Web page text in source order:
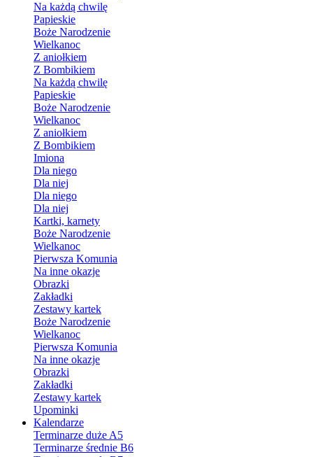
Na każdą chwilę
Papieskie
Boże Narodzenie
Wielkanoc
Z aniołkiem
Z Bombikiem
Na każdą chwilę
Papieskie
Boże Narodzenie
Wielkanoc
Z aniołkiem
Z Bombikiem
Imiona
Dla niego
Dla niej
Dla niego
Dla niej
Kartki, karnety
Boże Narodzenie
Wielkanoc
Pierwsza Komunia
Na inne okazje
Obrazki
Zakładki
Zestawy kartek
Boże Narodzenie
Wielkanoc
Pierwsza Komunia
Na inne okazje
Obrazki
Zakładki
Zestawy kartek
Upominki
Kalendarze
Terminarze duże A5
Terminarze średnie B6